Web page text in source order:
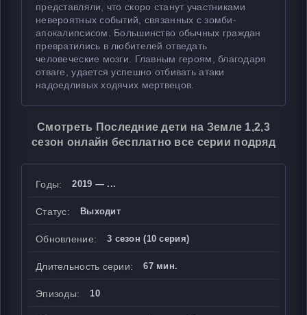
представляли, что скоро станут участниками
невероятных событий, связанных с зомби-
апокалипсисом. Большинство обычных граждан
превратились в любителей отведать
человеческие мозги. Главным героям, благодаря
отваге, удается успешно отбивать атаки
надоедливых ходячих мертвецов.
Смотреть Последние дети на Земле 1,2,3
сезон онлайн бесплатно все серии подряд
Годы: 2019 — ...
Статус: Выходит
Обновление: 3 сезон (10 серия)
Длительность серии: 67 мин.
Эпизоды: 10